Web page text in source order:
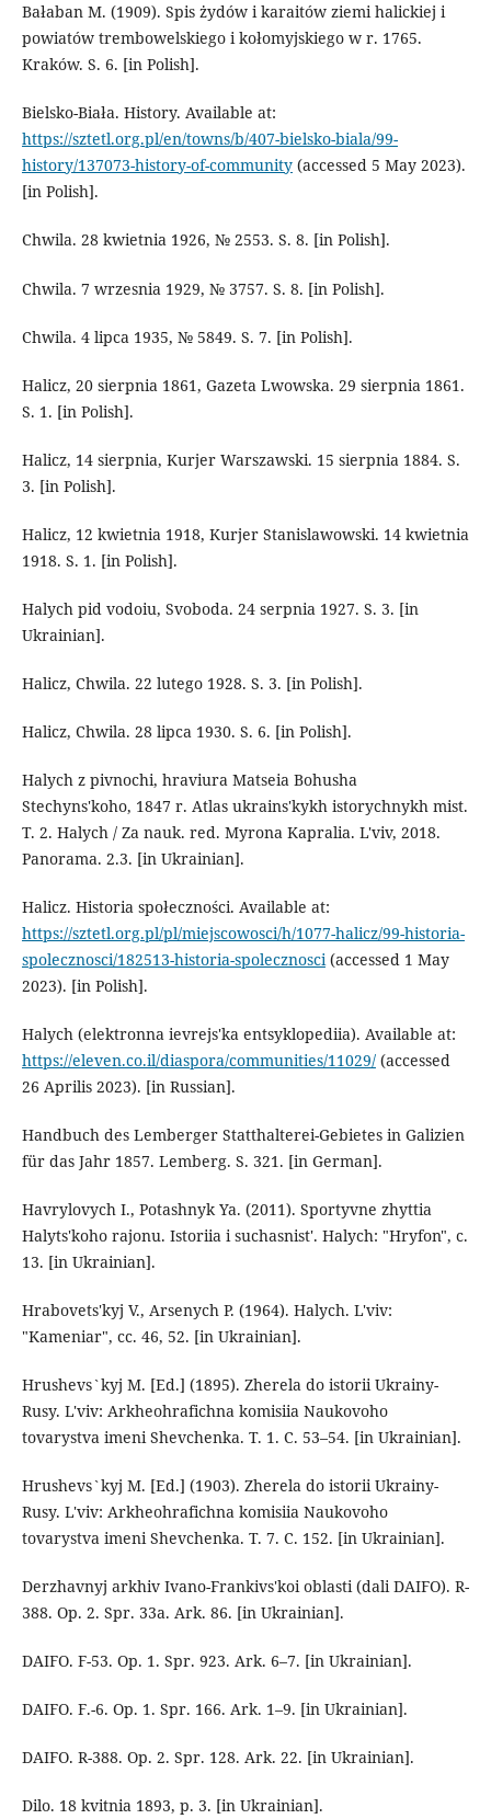
Bałaban M. (1909). Spis żydów i karaitów ziemi halickiej i
powiatów trembowelskiego i kołomyjskiego w r. 1765.
Kraków. S. 6. [in Polish].
Bielsko-Biała. History. Available at:
https://sztetl.org.pl/en/towns/b/407-bielsko-biala/99-
history/137073-history-of-community(accessed 5 May 2023).
[in Polish].
Chwila. 28 kwietnia 1926, № 2553. S. 8. [in Polish].
Chwila. 7 wrzesnia 1929, № 3757. S. 8. [in Polish].
Chwila. 4 lipca 1935, № 5849. S. 7. [in Polish].
Halicz, 20 sierpnia 1861, Gazeta Lwowska. 29 sierpnia 1861.
S. 1. [in Polish].
Halicz, 14 sierpnia, Kurjer Warszawski. 15 sierpnia 1884. S.
3. [in Polish].
Halicz, 12 kwietnia 1918, Kurjer Stanislawowski. 14 kwietnia
1918. S. 1. [in Polish].
Halych pid vodoiu, Svoboda. 24 serpnia 1927. S. 3. [in
Ukrainian].
Halicz, Chwila. 22 lutego 1928. S. 3. [in Polish].
Halicz, Chwila. 28 lipca 1930. S. 6. [in Polish].
Halych z pivnochi, hraviura Matseia Bohusha
Stechyns'koho, 1847 r. Atlas ukrains'kykh istorychnykh mist.
T. 2. Halych / Za nauk. red. Myrona Kapralia. L'viv, 2018.
Panorama. 2.3. [in Ukrainian].
Halicz. Historia społeczności. Available at:
https://sztetl.org.pl/pl/miejscowosci/h/1077-halicz/99-historia-
spolecznosci/182513-historia-spolecznosci (accessed 1 May
2023). [in Polish].
Halych (elektronna ievrejs'ka entsyklopediia). Available at:
https://eleven.co.il/diaspora/communities/11029/(accessed
26 Aprilis 2023). [in Russian].
Handbuch des Lemberger Statthalterei-Gebietes in Galizien
für das Jahr 1857. Lemberg. S. 321. [in German].
Havrylovych I., Potashnyk Ya. (2011). Sportyvne zhyttia
Halyts'koho rajonu. Istoriia i suchasnist'. Halych: "Hryfon", c.
13. [in Ukrainian].
Hrabovets'kyj V., Arsenych P. (1964). Halych. L'viv:
"Kameniar", cc. 46, 52. [in Ukrainian].
Hrushevs`kyj M. [Ed.] (1895). Zherela do istorii Ukrainy-
Rusy. L'viv: Arkheohrafichna komisiia Naukovoho
tovarystva imeni Shevchenka. T. 1. C. 53–54. [in Ukrainian].
Hrushevs`kyj M. [Ed.] (1903). Zherela do istorii Ukrainy-
Rusy. L'viv: Arkheohrafichna komisiia Naukovoho
tovarystva imeni Shevchenka. T. 7. C. 152. [in Ukrainian].
Derzhavnyj arkhiv Ivano-Frankivs'koi oblasti (dali DAIFO). R-
388. Op. 2. Spr. 33a. Ark. 86. [in Ukrainian].
DAIFO. F-53. Op. 1. Spr. 923. Ark. 6–7. [in Ukrainian].
DAIFO. F.-6. Op. 1. Spr. 166. Ark. 1–9. [in Ukrainian].
DAIFO. R-388. Op. 2. Spr. 128. Ark. 22. [in Ukrainian].
Dilo. 18 kvitnia 1893, p. 3. [in Ukrainian].